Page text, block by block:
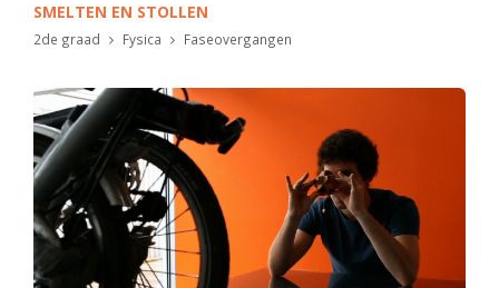
SMELTEN EN STOLLEN
2de graad Fysica Faseovergangen